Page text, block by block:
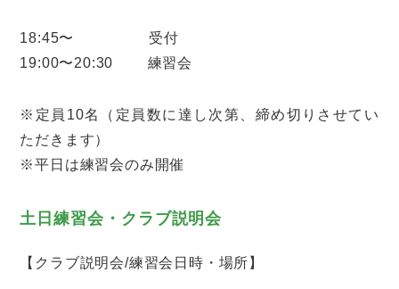
18:45〜 受付
19:00〜20:30 練習会
※定員10名（定員数に達し次第、締め切りさせてい
ただきます）
※平日は練習会のみ開催
土日練習会・クラブ説明会
【クラブ説明会/練習会日時・場所】